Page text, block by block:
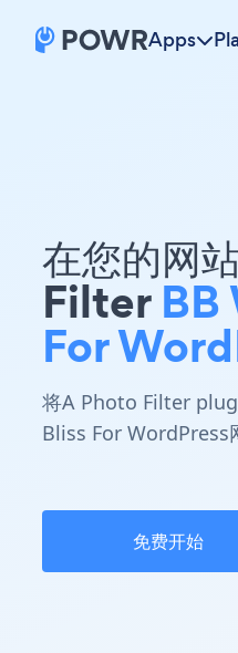
Apps
在您的网
FilterBB
For
将A Photo Filter
Bliss For WordPress
免费开始